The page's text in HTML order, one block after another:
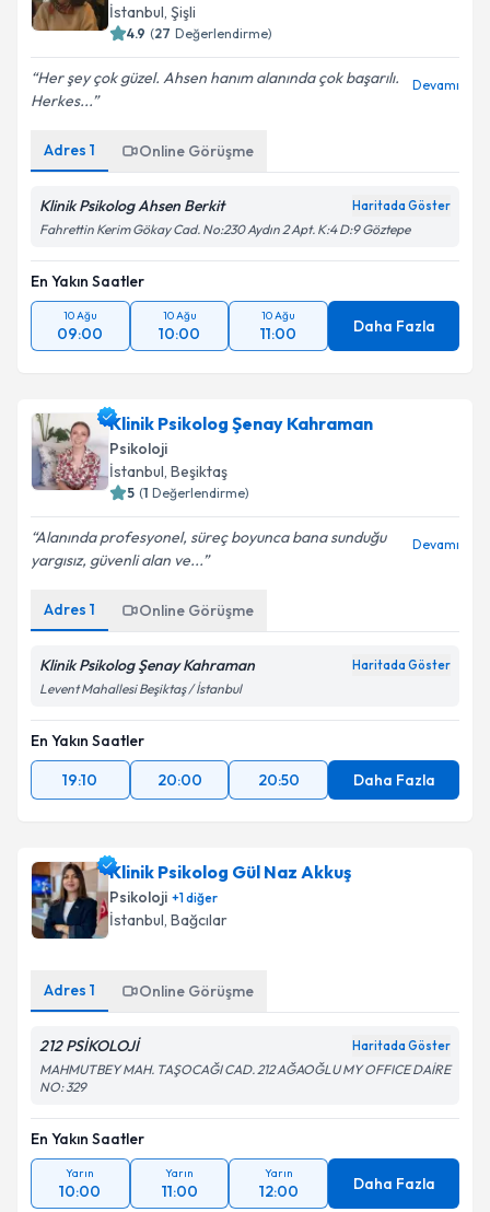
E-posta Adresiniz
Metni'ni okudum ve kişisel verilerimin belirtilen
İstanbul, Şişli
4.9 (27 Değerlendirme)
Her şey çok güzel. Ahsen hanım alanında çok başarılı.
Herkes...
Devamı
Adres 1 Online Görüşme
Klinik Psikolog Ahsen Berkit Haritada Göster
Fahrettin Kerim Gökay Cad. No:230 Aydın 2 Apt. K:4 D:9 Göztepe
En Yakın Saatler
10 Ağu
09:00
10 Ağu
10:00
10 Ağu
11:00 Daha Fazla
Klinik Psikolog Şenay Kahraman
Psikoloji
İstanbul, Beşiktaş
5 (1 Değerlendirme)
Alanında profesyonel, süreç boyunca bana sunduğu
yargısız, güvenli alan ve...
Devamı
Adres 1 Online Görüşme
Klinik Psikolog Şenay Kahraman Haritada Göster
Levent Mahallesi Beşiktaş / İstanbul
En Yakın Saatler
19:10
20:00 20:50 Daha Fazla
Klinik Psikolog Gül Naz Akkuş
Psikoloji +1diğer
İstanbul, Bağcılar
Adres 1 Online Görüşme
212 PSİKOLOJİ Haritada Göster
MAHMUTBEY MAH. TAŞOCAĞI CAD. 212 AĞAOĞLU MY OFFICE DAİRE
NO: 329
En Yakın Saatler
Yarın
10:00
Yarın
11:00
Yarın
12:00 Daha Fazla